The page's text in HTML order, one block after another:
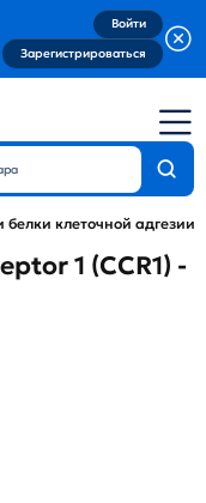
Войти
Зарегистрироваться
клеточной адгезии
1 (CCR1) -